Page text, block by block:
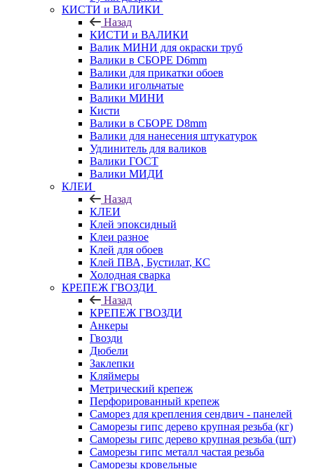
КИСТИ и ВАЛИКИ
Назад
КИСТИ и ВАЛИКИ
Валик МИНИ для окраски труб
Валики в СБОРЕ D6mm
Валики для прикатки обоев
Валики игольчатые
Валики МИНИ
Кисти
Валики в СБОРЕ D8mm
Валики для нанесения штукатурок
Удлинитель для валиков
Валики ГОСТ
Валики МИДИ
КЛЕИ
Назад
КЛЕИ
Клей эпоксидный
Клеи разное
Клей для обоев
Клей ПВА, Бустилат, КС
Холодная сварка
КРЕПЕЖ ГВОЗДИ
Назад
КРЕПЕЖ ГВОЗДИ
Анкеры
Гвозди
Дюбели
Заклепки
Кляймеры
Метрический крепеж
Перфорированный крепеж
Саморез для крепления сендвич - панелей
Саморезы гипс дерево крупная резьба (кг)
Саморезы гипс дерево крупная резьба (шт)
Саморезы гипс металл частая резьба
Саморезы кровельные